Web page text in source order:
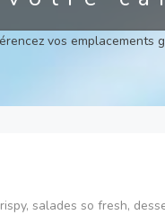
vos emplacements
salades so fresh,